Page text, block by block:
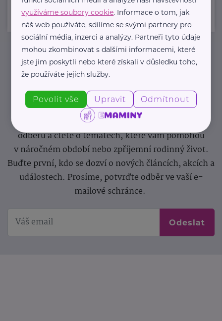
Newsletter
Pravidelný přísun novinek, inspirace na každý den,
podpora pro rodiče i sdílení zkušeností. Takový je
Newsletter webu eMaminy.cz. Přihlaste se k jeho
odběru a čtěte o tématech, které vám pomohou
v náročném období nebo zpříjemní rodinný život.
Buďte první, kdo se dozví o nových článcích, akcích a
událostech. Prosíme, potvrďte odběr ve vaší e-
mailové schránce.
Odeslat
využíváme soubory cookie. Informace o tom, jak
náš web používáte, sdílíme se svými partnery pro
sociální média, inzerci a analýzy. Partneři tyto údaje
mohou zkombinovat s dalšími informacemi, které
jste jim poskytli nebo které získali v důsledku toho,
že používáte jejich služby.
Povolit vše Upravit Odmítnout